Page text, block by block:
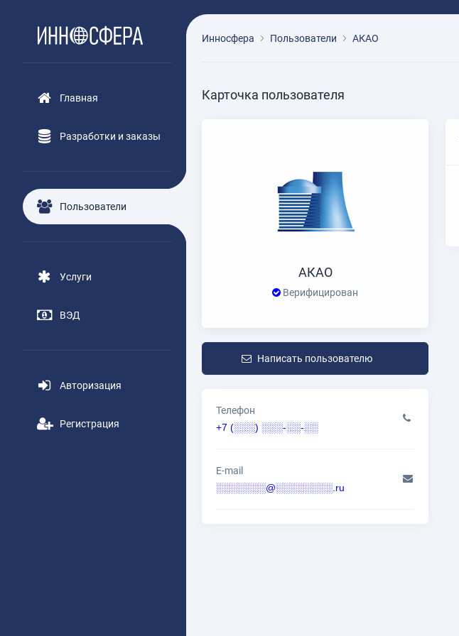
Главная
Разработки и заказы
Пользователи
Услуги
ВЭД
Авторизация
Регистрация
Инносфера Пользователи АКАО
Карточка пользователя
АКАО
Верифицирован
Написать пользователю
Телефон
+7 (░░░) ░░░-░░-░░
E-mail
░░░░░░░@░░░░░░░░.ru